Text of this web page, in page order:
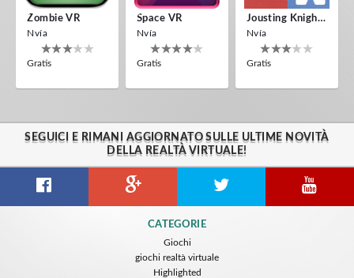
Zombie VR
Nvía
Gratis
Space VR
Nvía
Gratis
Jousting Knights VR
Nvía
Gratis
SEGUICI E RIMANI AGGIORNATO SULLE ULTIME NOVITÀ
DELLA REALTÀ VIRTUALE!
CATEGORIE
Giochi
giochi realtà virtuale
Highlighted